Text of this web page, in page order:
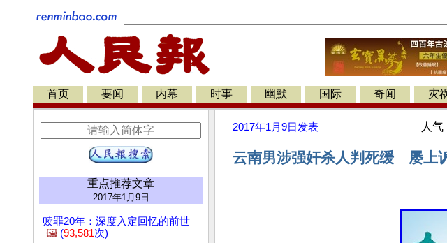
首页 要闻 内幕 时事 幽默 国际 奇闻 灾
重点推荐文章
2017年1月9日
赎罪20年：深度入定回忆的前世
🖼️ (93,581次)
2017年1月9日 发表 人气
云南男涉强奸杀人判死缓 屡上